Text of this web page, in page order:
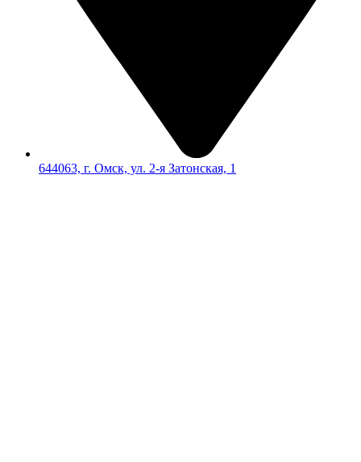
644063, г. Омск, ул. 2-я Затонская, 1